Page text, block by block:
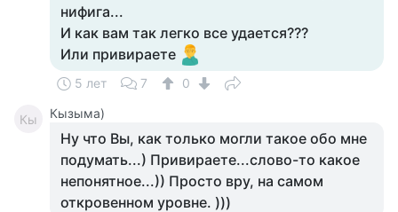
нифига...
И как вам так легко все удается???
Или привираете
5 лет 7 0
Кы Кызыма)
Ну что Вы, как только могли такое обо мне
подумать...) Привираете...слово-то какое
непонятное...)) Просто вру, на самом
откровенном уровне. )))